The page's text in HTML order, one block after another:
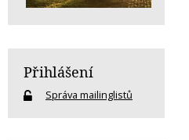
Přihlášení
Správa mailinglistů